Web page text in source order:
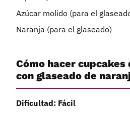
Azúcar molido (para el
Naranja (para el glaseado)
Cómo hacer
con glaseado de
Dificultad: Fácil